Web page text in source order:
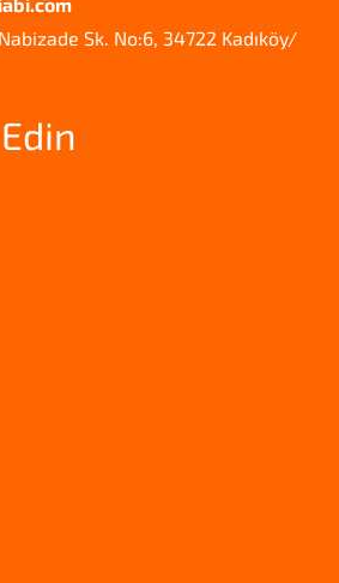
Sk. No:6, 34722 Kadıköy/